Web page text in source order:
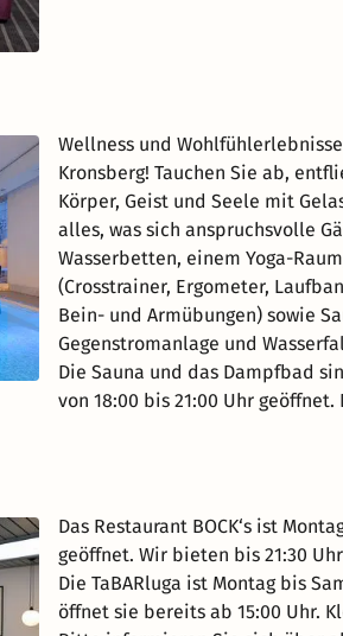
Wellness und
Kronsberg! Tauchen Sie ab,
Körper, Geist und Seele mit
alles, was sich anspruchsvolle
Wasserbetten, einem Yoga-
(Crosstrainer, Ergometer,
Bein- und Armübungen) sowie
Gegenstromanlage und
Die Sauna und das Dampfbad
von 18:00 bis 21:00 Uhr
Das Restaurant BOCK‘s ist
geöffnet. Wir bieten bis 21:30
Die TaBARluga ist Montag bis
öffnet sie bereits ab 15:00 Uhr.